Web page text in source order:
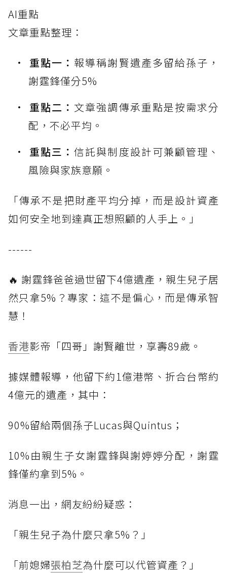
AI重點
文章重點整理：
重點一： 報導稱謝賢遺產多留給孫子，
謝霆鋒僅分5%
重點二： 文章強調傳承重點是按需求分
配，不必平均。
重點三：信託與制度設計可兼顧管理、
風險與家族意願。
「傳承不是把財產平均分掉，而是設計資產
如何安全地到達真正想照顧的人手上。」
------
🔥 謝霆鋒爸爸過世留下4億遺產，親生兒子居
然只拿5%？專家：這不是偏心，而是傳承智
慧！
香港影帝「四哥」謝賢離世，享壽89歲。
據媒體報導，他留下約1億港幣、折合台幣約
4億元的遺產，其中：
90%留給兩個孫子Lucas與Quintus；
10%由親生子女謝霆鋒與謝婷婷分配，謝霆
鋒僅約拿到5%。
消息一出，網友紛紛疑惑：
「親生兒子為什麼只拿5%？」
「前媳婦張柏芝為什麼可以代管資產？」